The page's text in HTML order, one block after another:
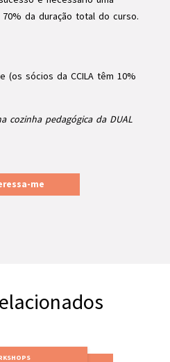
da duração total do curso.
(os sócios da CCILA têm 10%
cozinha pedagógica da DUAL
me